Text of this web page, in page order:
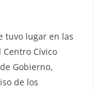
tuvo lugar en las
Cívico
Gobierno,
de los